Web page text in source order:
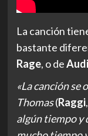
La canción
bastante
Rage, o de
«La canción se
Thomas(Raggi
algún tiempo y